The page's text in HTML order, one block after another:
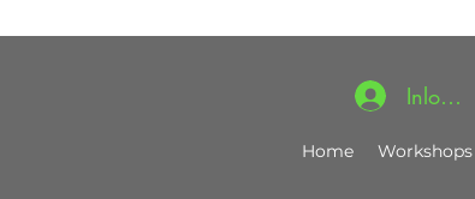
Inloggen
Home Workshops